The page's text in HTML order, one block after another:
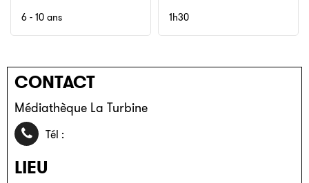
6 - 10 ans 1h30
CONTACT
Médiathèque La Turbine
Tél :
LIEU